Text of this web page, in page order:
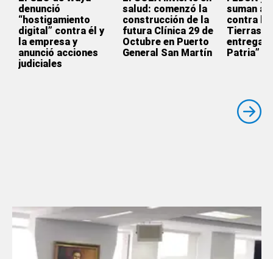
denunció
“hostigamiento
digital” contra él y
la empresa y
anunció acciones
judiciales
salud: comenzó la
construcción de la
futura Clínica 29 de
Octubre en Puerto
General San Martín
suman a
contra la
Tierras:
entrega
Patria”